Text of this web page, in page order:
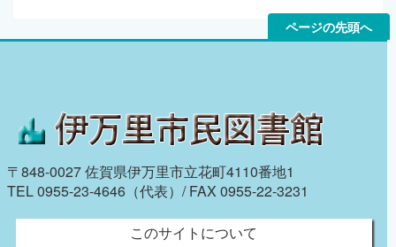
ページの先頭へ
〒848-0027 佐賀県伊万里市立花町4110番地1
TEL 0955-23-4646（代表）/ FAX 0955-22-3231
このサイトについて